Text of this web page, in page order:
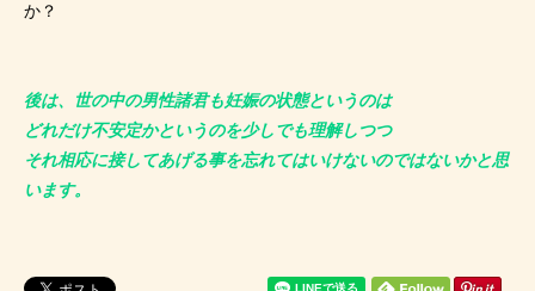
か？
後は、世の中の男性諸君も妊娠の状態というのは
どれだけ不安定かというのを少しでも理解しつつ
それ相応に接してあげる事を忘れてはいけないのではないかと思
います。